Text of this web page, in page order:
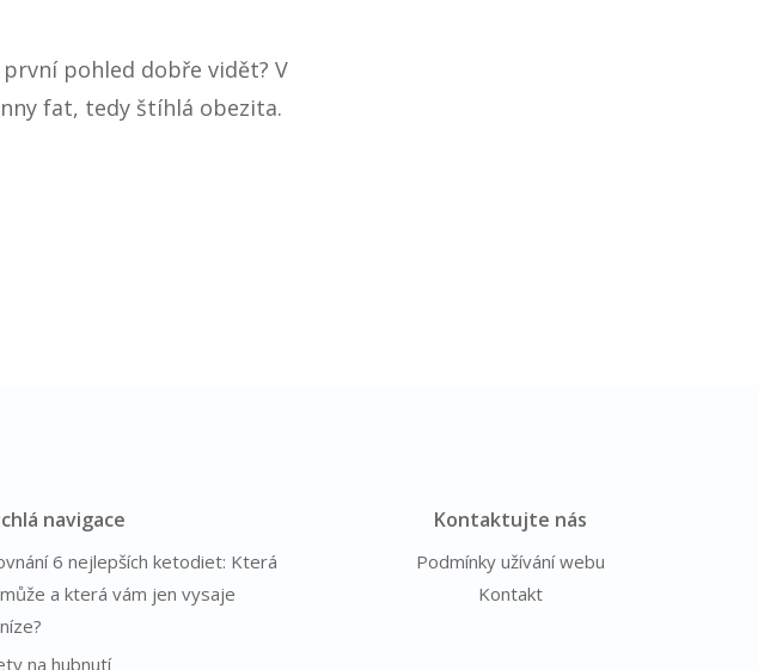
pohled dobře vidět? V
fat, tedy štíhlá obezita.
navigace
6 nejlepších ketodiet: Která
a která vám jen vysaje
na hubnutí
Kontaktujte nás
Podmínky užívání webu
Kontakt